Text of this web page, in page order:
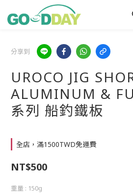
分享到
UROCO JIG
ALUMINUM &
系列 船釣鐵板
全店，滿1500TWD免運費
NT$500
重量 : 150g